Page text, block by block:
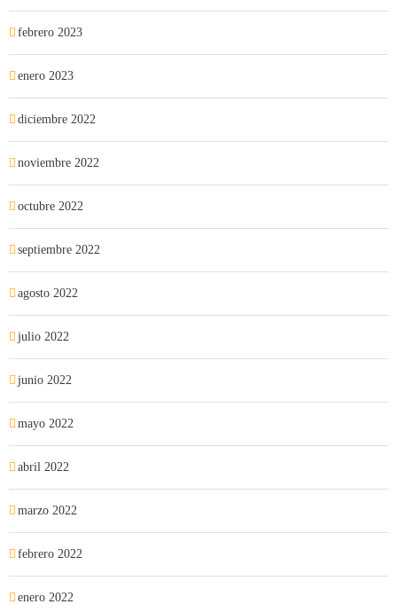
febrero 2023
enero 2023
diciembre 2022
noviembre 2022
octubre 2022
septiembre 2022
agosto 2022
julio 2022
junio 2022
mayo 2022
abril 2022
marzo 2022
febrero 2022
enero 2022